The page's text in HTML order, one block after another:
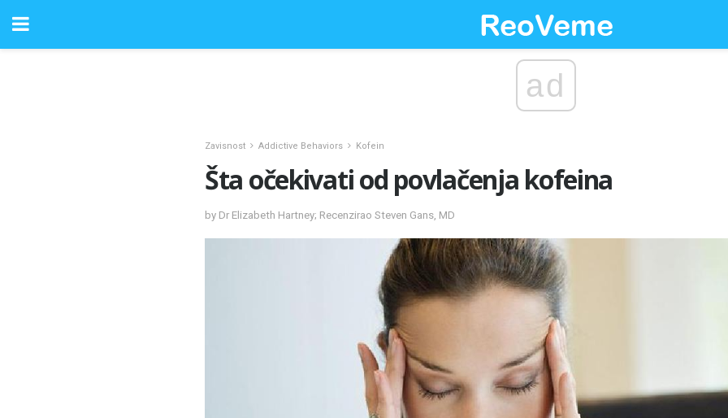
ad
Zavisnost Addictive Behaviors Kofein
Šta očekivati ​​od povlačenja kofeina
by Dr Elizabeth Hartney; Recenzirao Steven Gans, MD